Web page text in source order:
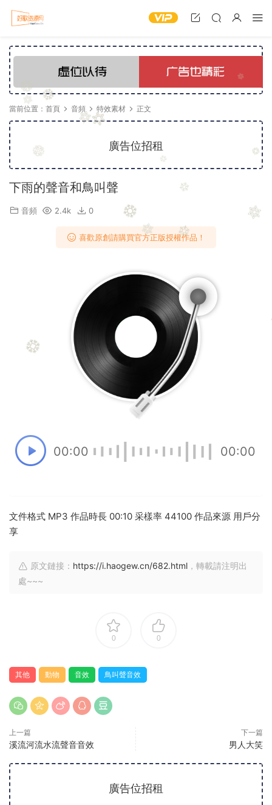
當前位置： 首頁 音頻 特效素材 正文
廣告位招租
下雨的聲音和鳥叫聲
音頻 2.4k 0
喜歡原創請購買官方正版授權作品！
00:00 00:00
文件格式 MP3 作品時長 00:10 采樣率 44100 作品來源 用戶分
享
原文鏈接： https://i.haogew.cn/682.html ，轉載請注明出
處~~~
0 0
其他 動物 音效 鳥叫聲音效
上一篇
溪流河流水流聲音音效
下一篇
男人大笑
廣告位招租